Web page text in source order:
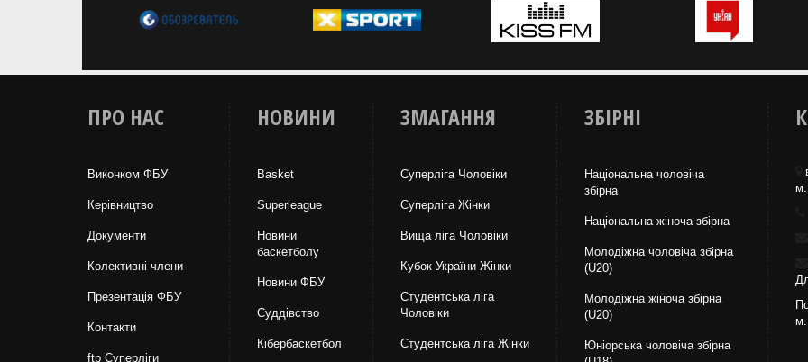
ПРО НАС
Виконком ФБУ
Керівництво
Документи
Колективні члени
Презентація ФБУ
Контакти
ftp Суперліги
НОВИНИ
Basket
Superleague
Новини
баскетболу
Новини ФБУ
Суддівство
Кібербаскетбол
ЗМАГАННЯ
Суперліга Чоловіки
Суперліга Жінки
Вища лiга Чоловіки
Кубок України Жінки
Студентська ліга
Чоловiки
Студентська ліга Жінки
ЗБІРНІ
Національна чоловіча
збірна
Національна жiноча збірна
Молодіжна чоловіча збірна
(U20)
Молодіжна жіноча збірна
(U20)
Юніорська чоловіча збірна
м.